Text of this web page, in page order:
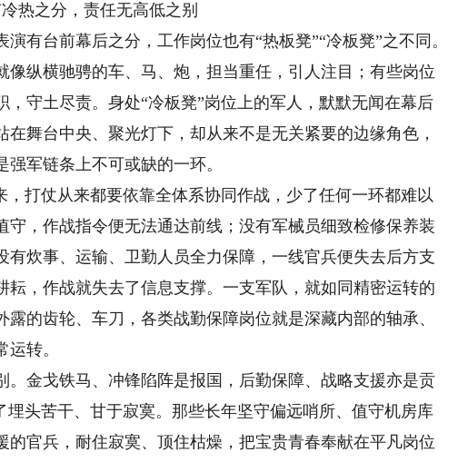
热之分，责任无高低之别
台前幕后之分，工作岗位也有“热板凳”“冷板凳”之不同。
像纵横驰骋的车、马、炮，担当重任，引人注目；有些岗位
，守土尽责。身处“冷板凳”岗位上的军人，默默无闻在幕后
舞台中央、聚光灯下，却从来不是无关紧要的边缘角色，
军链条上不可或缺的一环。
打仗从来都要依靠全体系协同作战，少了任何一环都难以
守，作战指令便无法通达前线；没有军械员细致检修保养装
有炊事、运输、卫勤人员全力保障，一线官兵便失去后方支
耘，作战就失去了信息支撑。一支军队，就如同精密运转的
的齿轮、车刀，各类战勤保障岗位就是深藏内部的轴承、
转。
金戈铁马、冲锋陷阵是报国，后勤保障、战略支援亦是贡
埋头苦干、甘于寂寞。那些长年坚守偏远哨所、值守机房库
的官兵，耐住寂寞、顶住枯燥，把宝贵青春奉献在平凡岗位